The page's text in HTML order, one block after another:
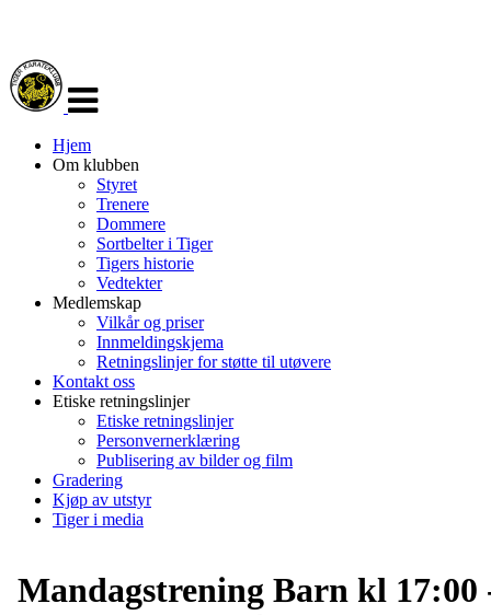
navigasjon
Hjem
Om klubben
Styret
Trenere
Dommere
Sortbelter i Tiger
Tigers historie
Vedtekter
Medlemskap
Vilkår og priser
Innmeldingskjema
Retningslinjer for støtte til utøvere
Kontakt oss
Etiske retningslinjer
Etiske retningslinjer
Personvernerklæring
Publisering av bilder og film
Gradering
Kjøp av utstyr
Tiger i media
Mandagstrening Barn kl 17:00